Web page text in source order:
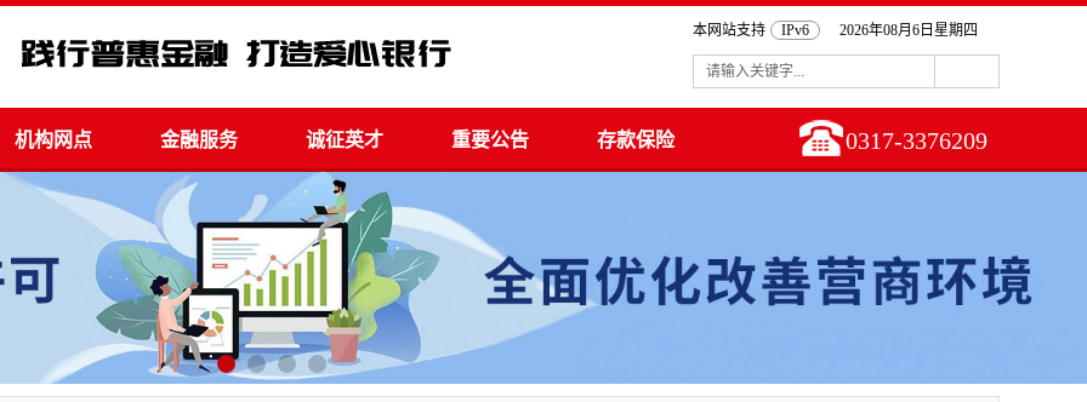
本网站支持 IPv6 2026年08月6日星期四
机构网点 金融服务 诚征英才 重要公告 存款保险 0317-3376209